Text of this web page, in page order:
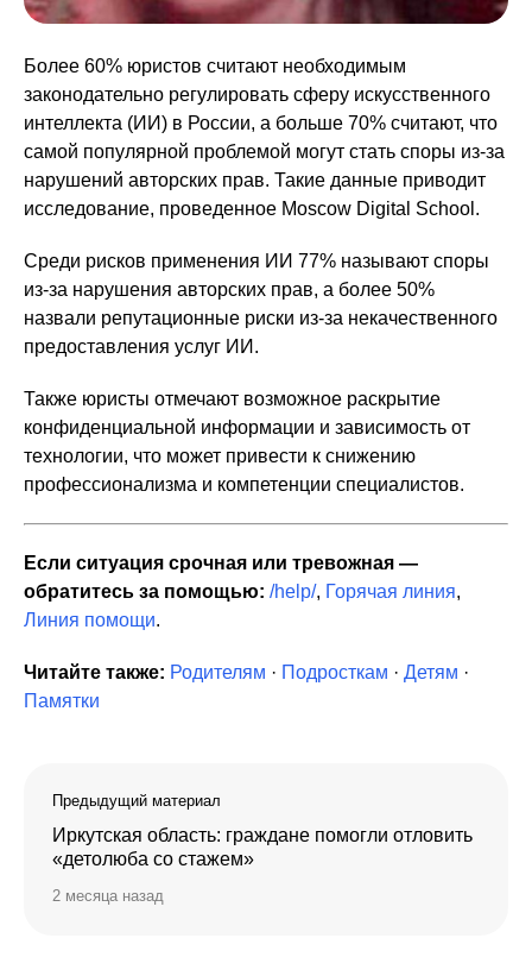
Более 60% юристов считают необходимым
законодательно регулировать сферу искусственного
интеллекта (ИИ) в России, а больше 70% считают, что
самой популярной проблемой могут стать споры из-за
нарушений авторских прав. Такие данные приводит
исследование, проведенное Moscow Digital School.
Среди рисков применения ИИ 77% называют споры
из-за нарушения авторских прав, а более 50%
назвали репутационные риски из-за некачественного
предоставления услуг ИИ.
Также юристы отмечают возможное раскрытие
конфиденциальной информации и зависимость от
технологии, что может привести к снижению
профессионализма и компетенции специалистов.
Если ситуация срочная или тревожная —
обратитесь за помощью: /help/, Горячая линия,
Линия помощи.
Читайте также: Родителям · Подросткам · Детям ·
Памятки
Предыдущий материал
Иркутская область: граждане помогли отловить
«детолюба со стажем»
2 месяца назад